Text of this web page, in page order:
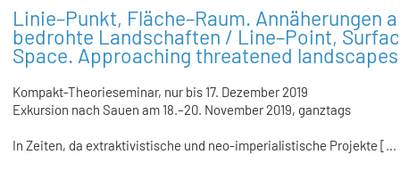
Linie–Punkt, Fläche–Raum. Annäherungen
bedrohte Landschaften / Line–Point,
Space. Approaching threatened landscapes
Kompakt-Theorieseminar, nur bis 17. Dezember 2019
Exkursion nach Sauen am 18.–20. November 2019, ganztags
In Zeiten, da extraktivistische und neo-imperialistische Projekte